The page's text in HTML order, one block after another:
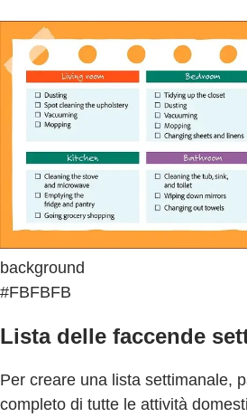
background
#FBFBFB
Lista delle faccende
Per creare una lista settimanale,
completo di tutte le attività